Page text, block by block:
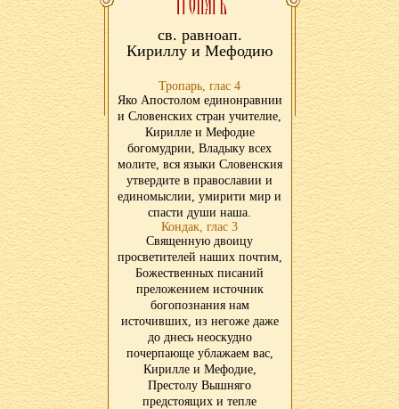
св. равноап.
Кириллу и Мефодию
Тропарь, глас 4
Яко Апостолом единонравнии
и Словенских стран учителие,
Кирилле и Мефодие
богомудрии, Владыку всех
молите, вся языки Словенския
утвердите в православии и
единомыслии, умирити мир и
спасти души наша.
Кондак, глас 3
Священную двоицу
просветителей наших почтим,
Божественных писаний
преложением источник
богопознания нам
источивших, из негоже даже
до днесь неоскудно
почерпающе ублажаем вас,
Кирилле и Мефодие,
Престолу Вышняго
предстоящих и тепле